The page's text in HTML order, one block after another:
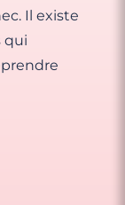
Il existe
qui